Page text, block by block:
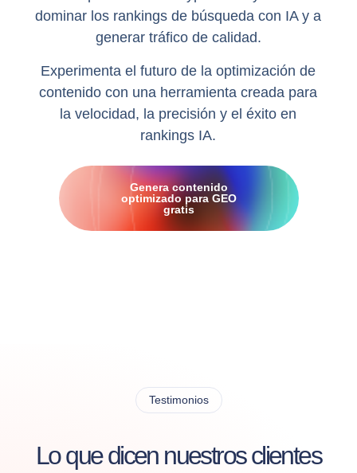
dominar los rankings de búsqueda con IA y a
generar tráfico de calidad.
Experimenta el futuro de la optimización de
contenido con una herramienta creada para
la velocidad, la precisión y el éxito en
rankings IA.
Genera contenido
optimizado para GEO
gratis
Testimonios
Lo que dicen nuestros clientes